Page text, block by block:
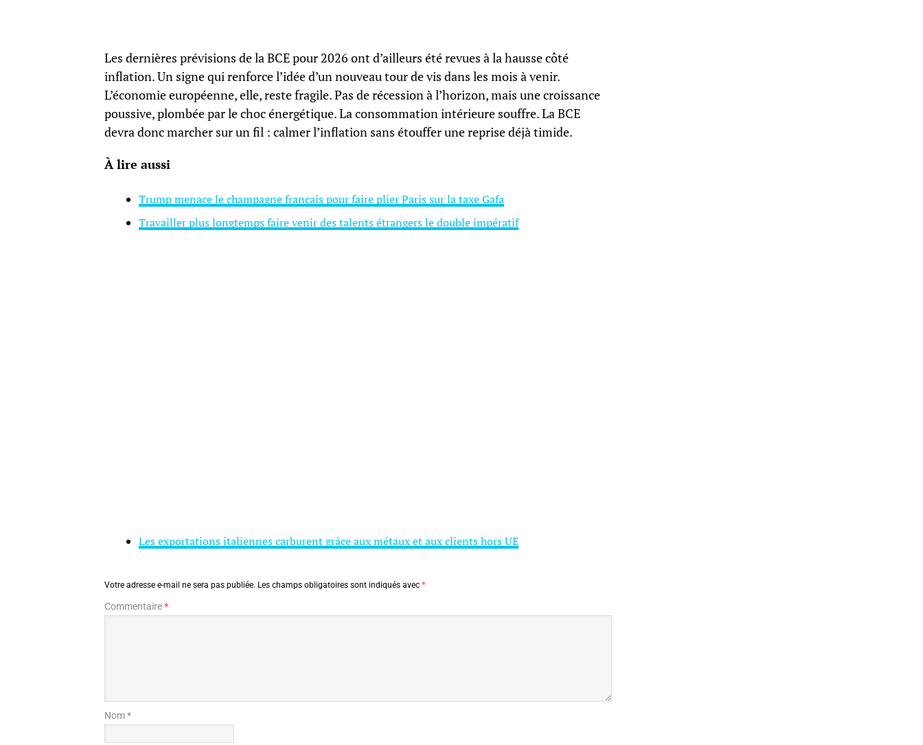
Les dernières prévisions de la BCE pour 2026 ont d’ailleurs été revues à la hausse côté
inflation. Un signe qui renforce l’idée d’un nouveau tour de vis dans les mois à venir.
L’économie européenne, elle, reste fragile. Pas de récession à l’horizon, mais une croissance
poussive, plombée par le choc énergétique. La consommation intérieure souffre. La BCE
devra donc marcher sur un fil : calmer l’inflation sans étouffer une reprise déjà timide.
À lire aussi
Trump menace le champagne français pour faire plier Paris sur la taxe Gafa
Travailler plus longtemps faire venir des talents étrangers le double impératif
Les exportations italiennes carburent grâce aux métaux et aux clients hors UE
Votre adresse e-mail ne sera pas publiée. Les champs obligatoires sont indiqués avec *
Commentaire*
Nom *